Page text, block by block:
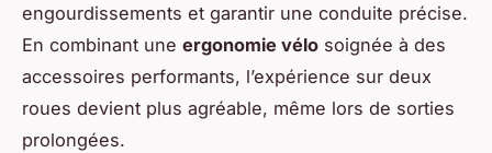
engourdissements et garantir une conduite précise.
En combinant une ergonomie vélo soignée à des
accessoires performants, l’expérience sur deux
roues devient plus agréable, même lors de sorties
prolongées.